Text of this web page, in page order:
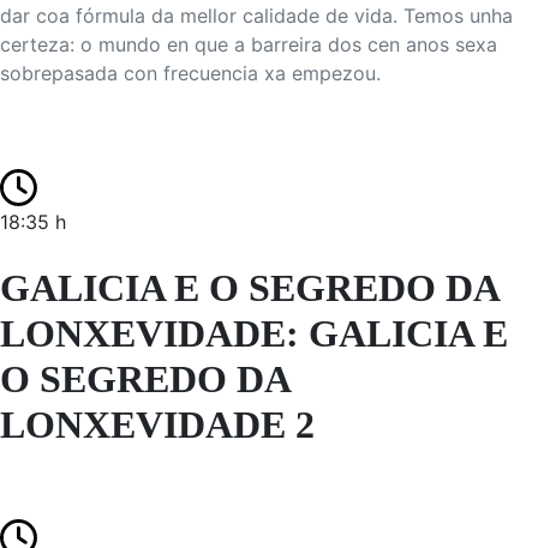
dar coa fórmula da mellor calidade de vida. Temos unha
certeza: o mundo en que a barreira dos cen anos sexa
sobrepasada con frecuencia xa empezou.
18:35 h
GALICIA E O SEGREDO DA
LONXEVIDADE: GALICIA E
O SEGREDO DA
LONXEVIDADE 2